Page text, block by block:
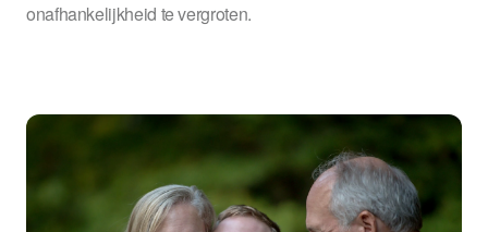
onafhankelijkheid te vergroten.